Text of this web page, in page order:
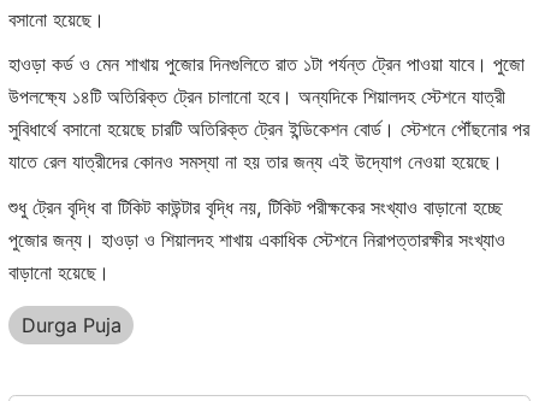
বসানো হয়েছে।
হাওড়া কর্ড ও মেন শাখায় পুজোর দিনগুলিতে রাত ১টা পর্যন্ত ট্রেন পাওয়া যাবে। পুজো
উপলক্ষ্যে ১৪টি অতিরিক্ত ট্রেন চালানো হবে। অন্যদিকে শিয়ালদহ স্টেশনে যাত্রী
সুবিধার্থে বসানো হয়েছে চারটি অতিরিক্ত ট্রেন ইন্ডিকেশন বোর্ড। স্টেশনে পৌঁছনোর পর
যাতে রেল যাত্রীদের কোনও সমস্যা না হয় তার জন্য এই উদ্যোগ নেওয়া হয়েছে।
শুধু ট্রেন বৃদ্ধি বা টিকিট কাউন্টার বৃদ্ধি নয়, টিকিট পরীক্ষকের সংখ্যাও বাড়ানো হচ্ছে
পুজোর জন্য। হাওড়া ও শিয়ালদহ শাখায় একাধিক স্টেশনে নিরাপত্তারক্ষীর সংখ্যাও
বাড়ানো হয়েছে।
Durga Puja